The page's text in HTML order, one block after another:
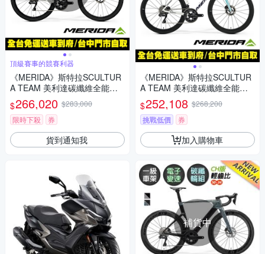
頂級賽事的競賽利器
《MERIDA》斯特拉SCULTUR
A TEAM 美利達碳纖維全能型
碟煞跑車 無附踏板/Dura Ace無
線變速/公路車/美利達2025
$266,020 $283,000
限時下殺
券
貨到通知我
《MERIDA》斯特拉SCULTUR
A TEAM 美利達碳纖維全能型
碟煞跑車 無附踏板/Dura Ace無
線變速/公路車/美利達2025
$252,108 $268,200
挑戰低價
券
加入購物車
補貨中